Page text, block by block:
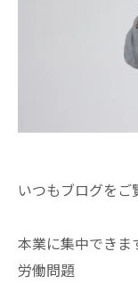
いつもブログをご
本業に集中できま
労働問題